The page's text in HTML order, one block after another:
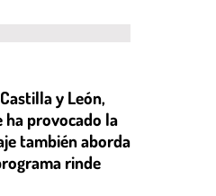
y León,
ha provocado la
también aborda
rinde